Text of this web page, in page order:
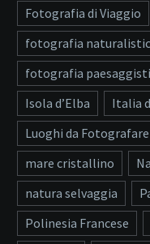
Fotografia di Viaggio
fotografia
fotografia
Isola d’Elba
Italia
Luoghi da Fotografare
mare cristallino
natura selvaggia
Polinesia Francese